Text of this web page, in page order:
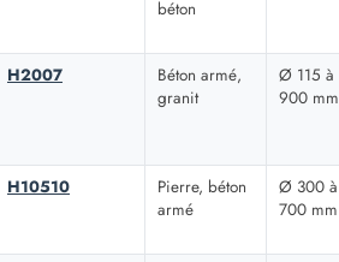
béton
H2007
Béton armé,
granit
Ø 115 à
900 mm
H10510
Pierre, béton
armé
Ø 300 à
700 mm